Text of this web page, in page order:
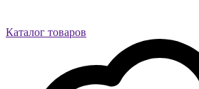
Каталог товаров